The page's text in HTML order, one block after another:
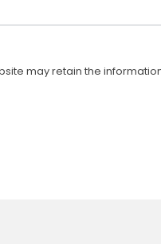
may retain the